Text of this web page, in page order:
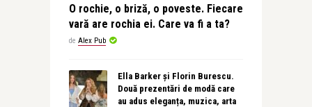
O rochie, o briză, o poveste. Fiecare
vară are rochia ei. Care va fi a ta?
de Alex Pub
Ella Barker și Florin Burescu.
Două prezentări de modă care
au adus eleganța, muzica, arta